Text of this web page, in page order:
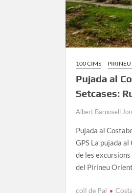
100 CIMS
Pujada al
Setcases:
Albert Barnosell
Pujada al
GPS La pujada
de les
del Pirineu
coll de Pal